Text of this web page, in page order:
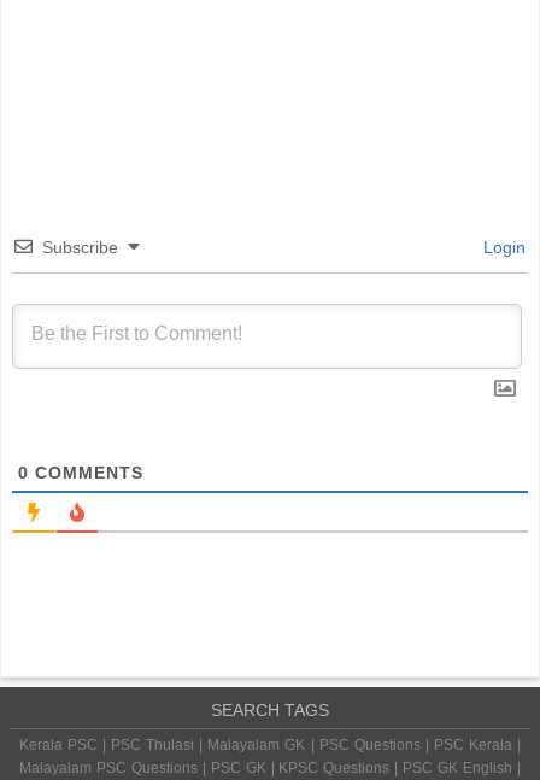
Subscribe Login
0 COMMENTS
SEARCH TAGS
Kerala PSC | PSC Thulasi | Malayalam GK | PSC Questions | PSC Kerala |
Malayalam PSC Questions | PSC GK | KPSC Questions | PSC GK English |